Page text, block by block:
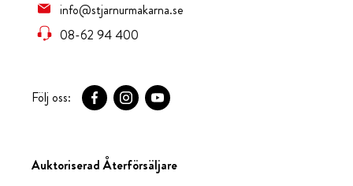
info@stjarnurmakarna.se
08-62 94 400
Följ oss:
Auktoriserad Återförsäljare